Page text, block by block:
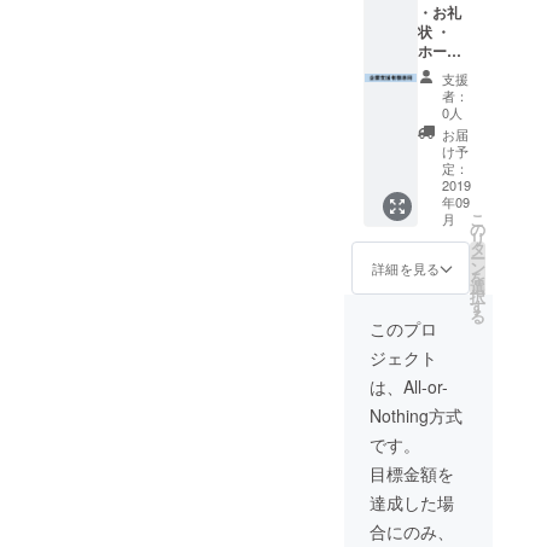
・お礼
状 ・
ホーム
ページ
作成後
パトロ
ン紹介
ページ
「仮」
での企
業名記
載 ・半
年間通
常掲載
半額 ・
ページ
掲載割
引 以上
4点
支援
者：
0人
お届
け予
定：
2019
年09
月
詳細を見る
こ
の
リ
タ
ー
ン
を
選
択
す
る
このプロ
ジェクト
は、All-or-
Nothing方式
です。
目標金額を
達成した場
合にのみ、